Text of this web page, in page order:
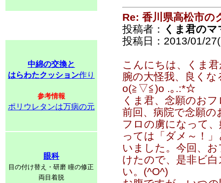
中綿の交換と
はらわたクッション作り
参考情報
ポリウレタンは万病の元
眼科
目の付け替え・研磨 瞳の修正
両目着脱
Re: 香川県高松市の
投稿者：
くま君のマ
投稿日：2013/01/
こんにちは、くま
腕の大怪我、良く
o(≧▽≦)o .｡.:*☆
くま君、念願のお
前回、病院で念願
フロの虜になって
っては「ダメ～！
いました。今回、
けたので、是非ビ
い。(^O^)